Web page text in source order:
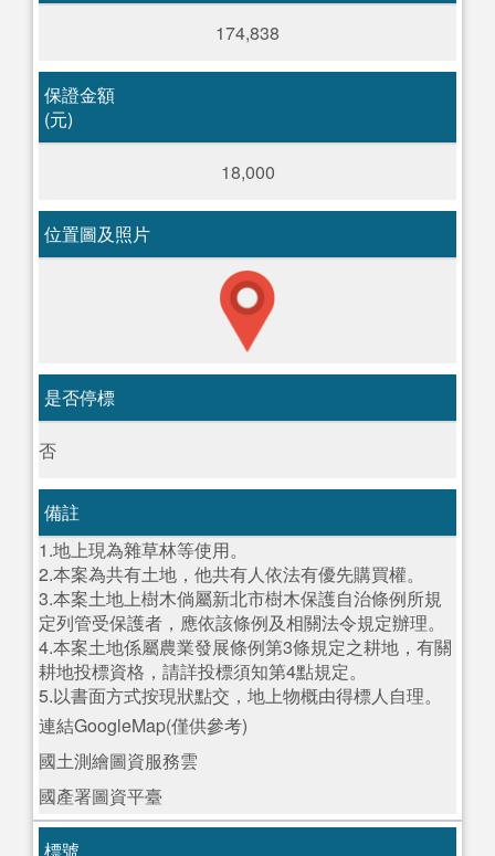
174,838
保證金額
(元)
18,000
位置圖及照片
是否停標
否
備註
1.地上現為雜草林等使用。
2.本案為共有土地，他共有人依法有優先購買權。
3.本案土地上樹木倘屬新北市樹木保護自治條例所規
定列管受保護者，應依該條例及相關法令規定辦理。
4.本案土地係屬農業發展條例第3條規定之耕地，有關
耕地投標資格，請詳投標須知第4點規定。
5.以書面方式按現狀點交，地上物概由得標人自理。
連結GoogleMap(僅供參考)
國土測繪圖資服務雲
國產署圖資平臺
標號